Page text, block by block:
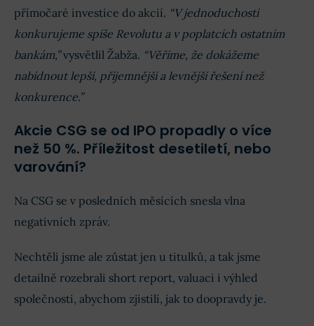
přímočaré investice do akcií. “V jednoduchosti
konkurujeme spíše Revolutu a v poplatcích ostatním
bankám,”vysvětlil Žabža. “Věříme, že dokážeme
nabídnout lepší, příjemnější a levnější řešení než
konkurence.”
Akcie CSG se od IPO propadly o více
než 50 %. Příležitost desetiletí, nebo
varování?
Na CSG se v posledních měsících snesla vlna
negativních zpráv.
Nechtěli jsme ale zůstat jen u titulků, a tak jsme
detailně rozebrali short report, valuaci i výhled
společnosti, abychom zjistili, jak to doopravdy je.